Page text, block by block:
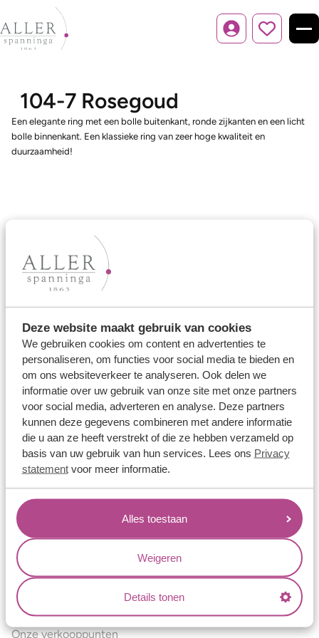
Deze website maakt gebruik van cookies
We gebruiken cookies om content en advertenties te
personaliseren, om functies voor social media te bieden en
om ons websiteverkeer te analyseren. Ook delen we
informatie over uw gebruik van onze site met onze partners
voor social media, adverteren en analyse. Deze partners
kunnen deze gegevens combineren met andere informatie
die u aan ze heeft verstrekt of die ze hebben verzameld op
basis van uw gebruik van hun services. Lees ons Privacy
statementvoor meer informatie.
Alles toestaan
Weigeren
Details tonen
Inloggen
104-7 Rosegoud
Een elegante ring met een bolle buitenkant, ronde zijkanten en een licht
bolle binnenkant. Een klassieke ring van zeer hoge kwaliteit en
duurzaamheid!
Ons aanbod
Trouwringen
Verlovingsringen
Vriendschapsringen
Over ons
Aller Spanninga
Historie
Certificaten
Blogs
Jouw voordelen
Conflictvrije Materialen
Oneindig veel mogelijkheden
Kwaliteit
Juweliers & Contact
Onze verkooppunten